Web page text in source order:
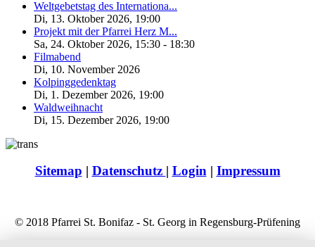
Weltgebetstag des Internationa...
Di, 13. Oktober 2026, 19:00
Projekt mit der Pfarrei Herz M...
Sa, 24. Oktober 2026, 15:30 - 18:30
Filmabend
Di, 10. November 2026
Kolpinggedenktag
Di, 1. Dezember 2026, 19:00
Waldweihnacht
Di, 15. Dezember 2026, 19:00
Sitemap | Datenschutz | Login| Impressum
© 2018 Pfarrei St. Bonifaz - St. Georg in Regensburg-Prüfening